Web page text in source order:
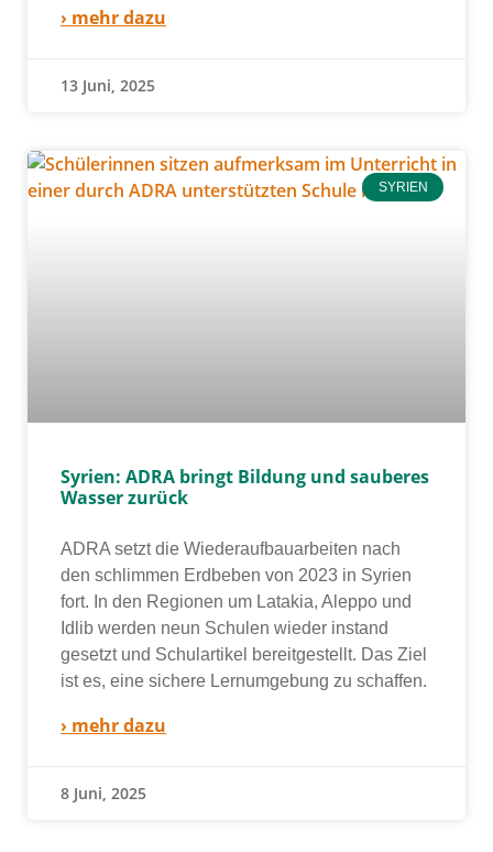
› mehr dazu
13 Juni, 2025
SYRIEN
Syrien: ADRA bringt Bildung und sauberes
Wasser zurück
ADRA setzt die Wiederaufbauarbeiten nach
den schlim­men Erdbeben von 2023 in Syrien
fort. In den Regionen um Latakia, Aleppo und
Idlib wer­den neun Schulen wie­der instand
gesetzt und Schulartikel bereit­ge­stellt. Das Ziel
ist es, eine siche­re Lernumgebung zu schaf­fen.
› mehr dazu
8 Juni, 2025